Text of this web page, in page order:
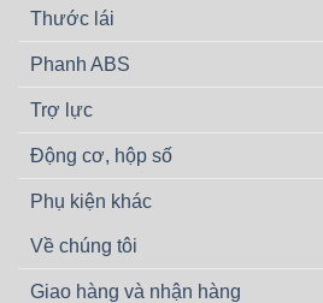
Thước lái
Phanh ABS
Trợ lực
Động cơ, hộp số
Phụ kiện khác
Về chúng tôi
Giao hàng và nhận hàng